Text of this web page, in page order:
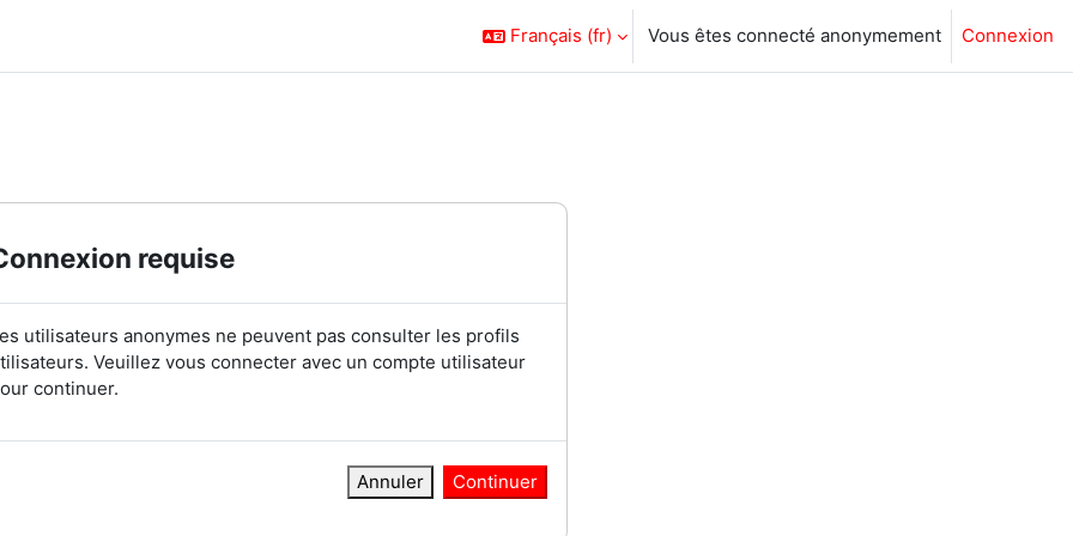
Français ‎(fr)‎ Vous êtes connecté anonymement Connexion
requise
utilisateurs anonymes ne peuvent pas consulter les profils
Veuillez vous connecter avec un compte utilisateur
continuer.
Annuler Continuer